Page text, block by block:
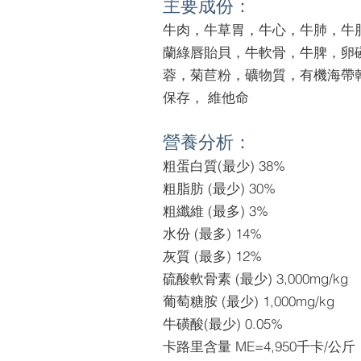
主要成份：
牛肉，牛草胃，牛心， 牛肺，牛
蘭綠唇貽貝，牛軟骨 ，牛脾，
蓉，菊苣粉，礦物質，有機海帶
保存， 維他命
營養分析：
粗蛋白質(最少) 38%
粗脂肪 (最少) 30%
粗纖維 (最多) 3%
水份 (最多) 14%
灰質 (最多) 12%
硫酸軟骨素 (最少) 3,000mg/kg
葡萄糖胺 (最少) 1,000mg/kg
牛磺酸(最少) 0.05%
卡路里含量 ME=4,950千卡/公斤